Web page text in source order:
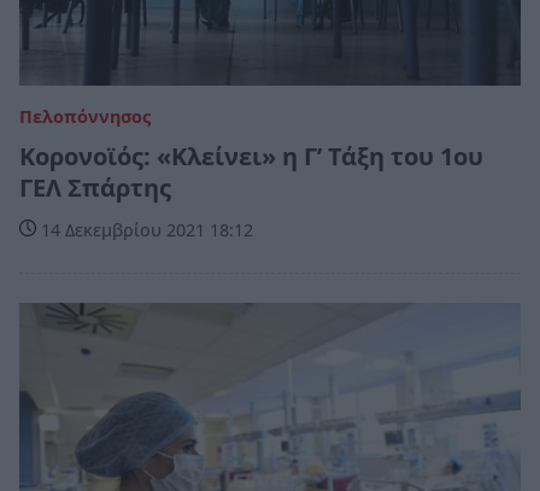
Πελοπόννησος
Κορονοϊός: «Κλείνει» η Γ’ Τάξη του 1ου
ΓΕΛ Σπάρτης
14 Δεκεμβρίου 2021 18:12